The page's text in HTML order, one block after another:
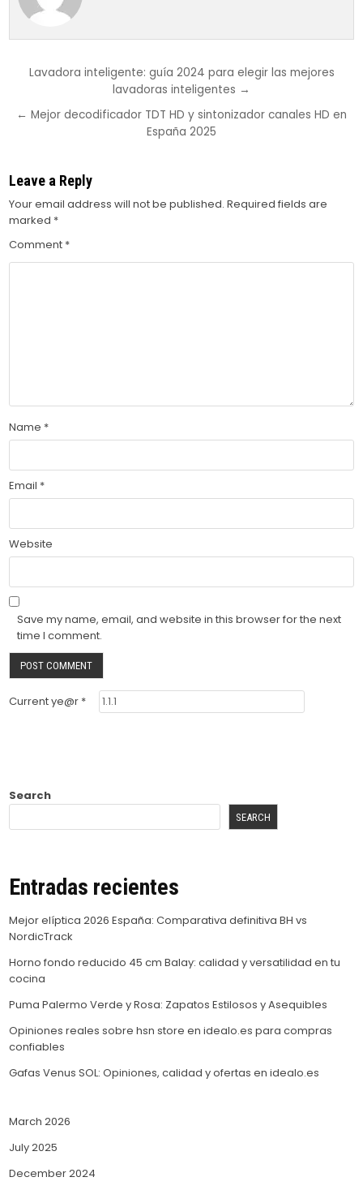
Post
Lavadora inteligente: guía 2024 para elegir las mejores
lavadoras inteligentes →
← Mejor decodificador TDT HD y sintonizador canales HD en
España 2025
Leave a Reply
Your email address will not be published. Required fields are
marked *
Comment *
Name *
Email *
Website
Save my name, email, and website in this browser for the next
time I comment.
Current ye@r *
Search
SEARCH
Entradas recientes
Mejor elíptica 2026 España: Comparativa definitiva BH vs
NordicTrack
Horno fondo reducido 45 cm Balay: calidad y versatilidad en tu
cocina
Puma Palermo Verde y Rosa: Zapatos Estilosos y Asequibles
Opiniones reales sobre hsn store en idealo.es para compras
confiables
Gafas Venus SOL: Opiniones, calidad y ofertas en idealo.es
March 2026
July 2025
December 2024